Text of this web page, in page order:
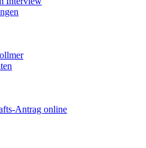
Antrag online